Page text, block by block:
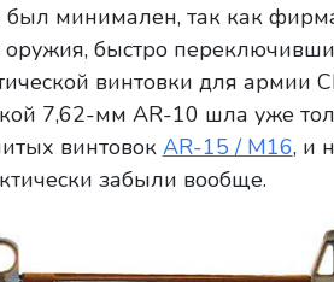
минимален, так как
оружия, быстро
винтовки для армии
7,62-мм AR-10 шла уже
винтовок AR-15 / M16, и
забыли вообще.